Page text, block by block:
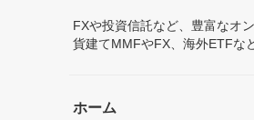
FXや投資信託など、豊富なオ
貨建てMMFやFX、海外ETFな
ホーム